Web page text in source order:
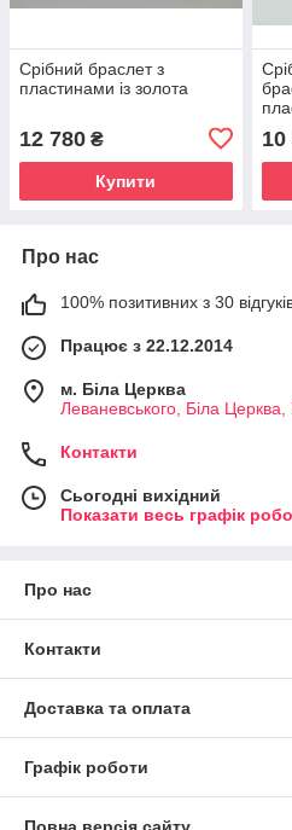
Срібний браслет з
пластинами із золота
12 780 ₴
Купити
10
Про нас
100% позитивних з 30
Працює з 22.12.2014
м. Біла Церква
Леваневського, Біла Церква,
Контакти
Сьогодні вихідний
Показати весь графік
Про нас
Контакти
Доставка та оплата
Графік роботи